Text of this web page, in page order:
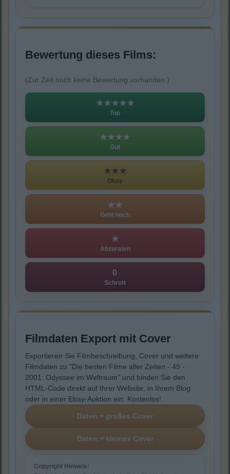
Bewertung dieses Films:
(Zur Zeit noch keine Bewertung vorhanden.)
★★★★★
Top
★★★★
Gut
★★★
Okay
★★
Geht noch
★
Abzuraten
0
Schrott
Filmdaten Export mit Cover
Exportieren Sie Filmbeschreibung, Cover und weitere
Filmdaten zu "Die besten Filme aller Zeiten - 49 -
2001: Odyssee im Weltraum" und binden Sie den
HTML-Code direkt auf Ihrer Website, in Ihrem Blog
oder in einer Ebay-Auktion ein. Kostenlos!
Copyright Hinweis: